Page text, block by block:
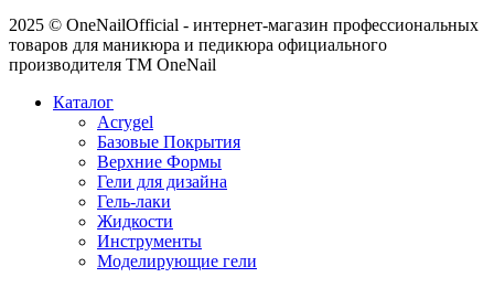
2025 © OneNailOfficial - интернет-магазин профессиональных
товаров для маникюра и педикюра официального
производителя ТМ OneNail
Каталог
Acrygel
Базовые Покрытия
Верхние Формы
Гели для дизайна
Гель-лаки
Жидкости
Инструменты
Моделирующие гели